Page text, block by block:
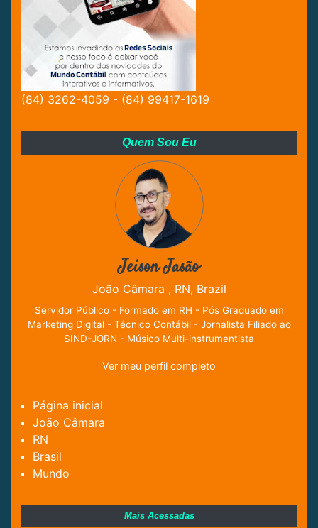
(84) 3262-4059 - (84) 99417-1619
Quem Sou Eu
Jeison Jasão
João Câmara , RN, Brazil
Servidor Público - Formado em RH - Pós Graduado em
Marketing Digital - Técnico Contábil - Jornalista Filiado ao
SIND-JORN - Músico Multi-instrumentista
Ver meu perfil completo
Página inicial
João Câmara
RN
Brasil
Mundo
Mais Acessadas